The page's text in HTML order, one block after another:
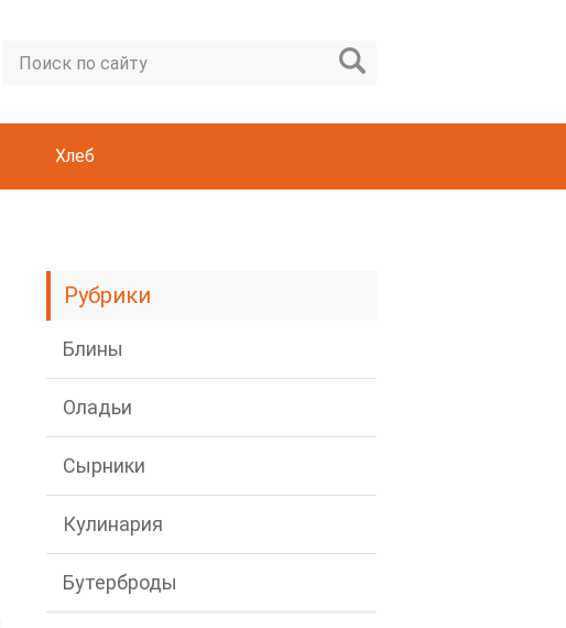
Хлеб
Рубрики
Блины
Оладьи
Сырники
Кулинария
Бутерброды